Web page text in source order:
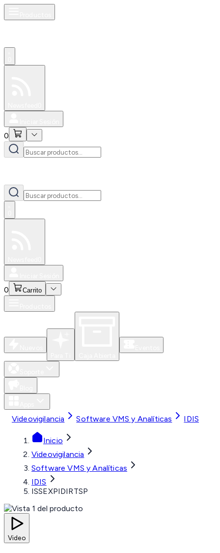
0
0 Carrito
Videovigilancia Software VMS y Analíticas IDIS
Inicio
Videovigilancia
Software VMS y Analíticas
IDIS
ISSEXPIDIRTSP
Video